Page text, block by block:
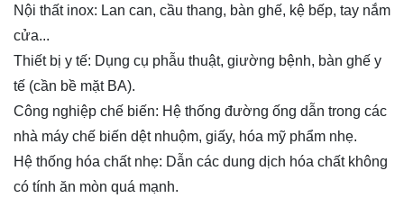
Nội thất inox: Lan can, cầu thang, bàn ghế, kệ bếp, tay nắm
cửa...
Thiết bị y tế: Dụng cụ phẫu thuật, giường bệnh, bàn ghế y
tế (cần bề mặt BA).
Công nghiệp chế biến: Hệ thống đường ống dẫn trong các
nhà máy chế biến dệt nhuộm, giấy, hóa mỹ phẩm nhẹ.
Hệ thống hóa chất nhẹ: Dẫn các dung dịch hóa chất không
có tính ăn mòn quá mạnh.